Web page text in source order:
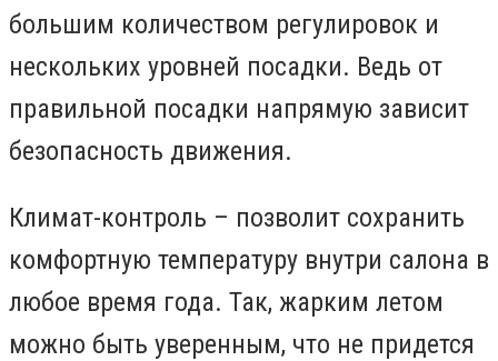
большим количеством регулировок и
нескольких уровней посадки. Ведь от
правильной посадки напрямую зависит
безопасность движения.
Климат-контроль – позволит сохранить
комфортную температуру внутри салона в
любое время года. Так, жарким летом
можно быть уверенным, что не придется